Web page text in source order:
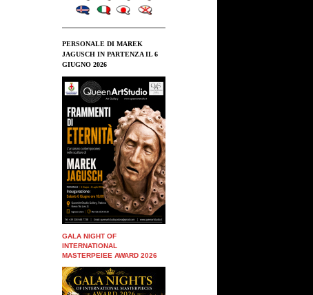
PERSONALE DI MAREK
JAGUSCH IN PARTENZA IL 6
GIUGNO 2026
GALA NIGHT OF
INTERNATIONAL
MASTERPEIEE AWARD 2026